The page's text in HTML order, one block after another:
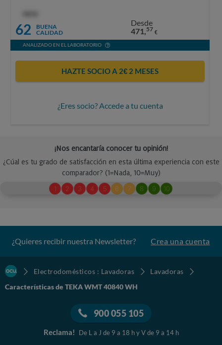
62
BUENA
CALIDAD
Desde
471,57 €
ANALIZADO EN EL LABORATORIO
HAZTE SOCIO A 2€ 2 MESES
¿Eres socio? Accede a tu cuenta
¿Quieres recibir nuestra Newsletter? Crea una cuenta
Electrodomésticos : Lavadoras
Lavadoras
Características de TEKA WMT 40840 WH
900 055 105
Reclama! De L a J de 9 a 18 h y V de 9 a 14 h